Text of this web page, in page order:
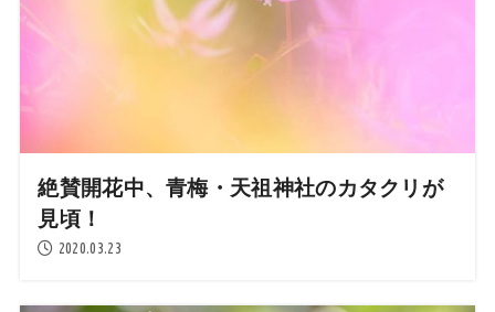
絶賛開花中、青梅・天祖神社のカタクリが
見頃！
2020.03.23